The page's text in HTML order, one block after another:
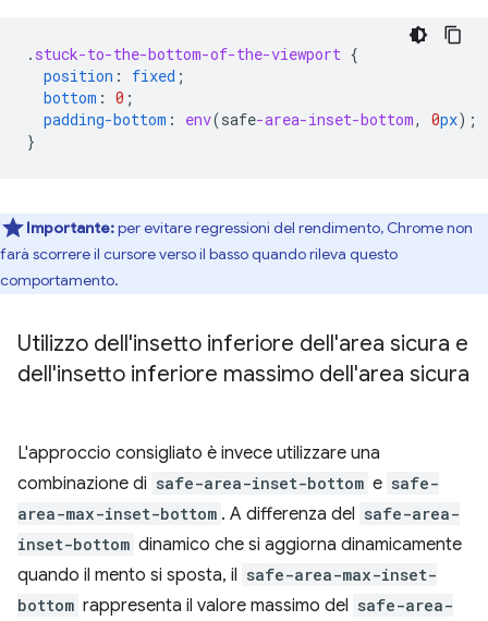
. stuck-to-the-bottom-of-the-viewport {
position : fixed ;
bottom : 0 ;
padding-bottom : env(safe-area-inset-bottom, 0px);
}
Importante:per evitare regressioni del rendimento, Chrome non
farà scorrere il cursore verso il basso quando rileva questo
comportamento.
Utilizzo dell'insetto inferiore dell'area sicura e
dell'insetto inferiore massimo dell'area sicura
L'approccio consigliato è invece utilizzare una
combinazione di safe-area-inset-bottom e safe-
area-max-inset-bottom . A differenza del safe-area-
inset-bottom dinamico che si aggiorna dinamicamente
quando il mento si sposta, il safe-area-max-inset-
bottom rappresenta il valore massimo del safe-area-